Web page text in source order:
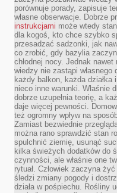
porównuje porady, zapisuje
własne obserwacje. Dobrze
instrukcjami może wtedy
dla kogoś, kto chce szybko
przesadzać sadzonki, jak
co zrobić, gdy bazylia
chłodnej nocy. Jednak nawet
wiedzy nie zastąpi własnego
każdy balkon, każda działka
nieco inne warunki. Właśnie
dobrze uzupełnia teorię, a
daje więcej pewności.
też ogromny wpływ na
Zamiast bezwiednie
można rano sprawdzić stan
spulchnić ziemię, usunąć
kilka świeżych dodatków do
czynności, ale właśnie one
rytuał. Człowiek zaczyna
śledzi zmiany pogody i
działa w pośpiechu. Rośliny